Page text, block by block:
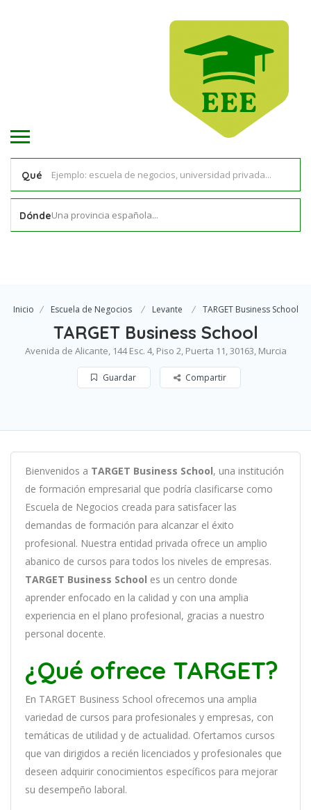
Qué
DóndeUna provincia española...
Inicio Escuela de Negocios Levante TARGET Business School
TARGET Business School
Avenida de Alicante, 144 Esc. 4, Piso 2, Puerta 11, 30163, Murcia
Guardar Compartir
Bienvenidos a TARGET Business School, una institución
de formación empresarial que podría clasificarse como
Escuela de Negocios creada para satisfacer las
demandas de formación para alcanzar el éxito
profesional. Nuestra entidad privada ofrece un amplio
abanico de cursos para todos los niveles de empresas.
TARGET Business School es un centro donde
aprender enfocado en la calidad y con una amplia
experiencia en el plano profesional, gracias a nuestro
personal docente.
¿Qué ofrece TARGET?
En TARGET Business School ofrecemos una amplia
variedad de cursos para profesionales y empresas, con
temáticas de utilidad y de actualidad. Ofertamos cursos
que van dirigidos a recién licenciados y profesionales que
deseen adquirir conocimientos específicos para mejorar
su desempeño laboral.